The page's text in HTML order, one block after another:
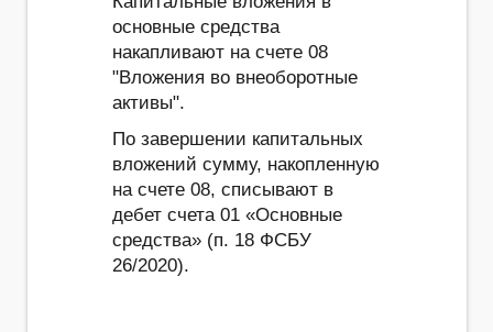
основные средства
накапливают на счете 08
"Вложения во внеоборотные
активы".
По завершении капитальных
вложений сумму, накопленную
на счете 08, списывают в
дебет счета 01 «Основные
средства» (п. 18 ФСБУ
26/2020).